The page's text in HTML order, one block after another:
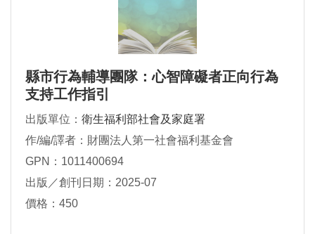
縣市行為輔導團隊：心智障礙者正向行為
支持工作指引
出版單位： 衛生福利部社會及家庭署
作/編/譯者：財團法人第一社會福利基金會
GPN：1011400694
出版／創刊日期：2025-07
價格：450